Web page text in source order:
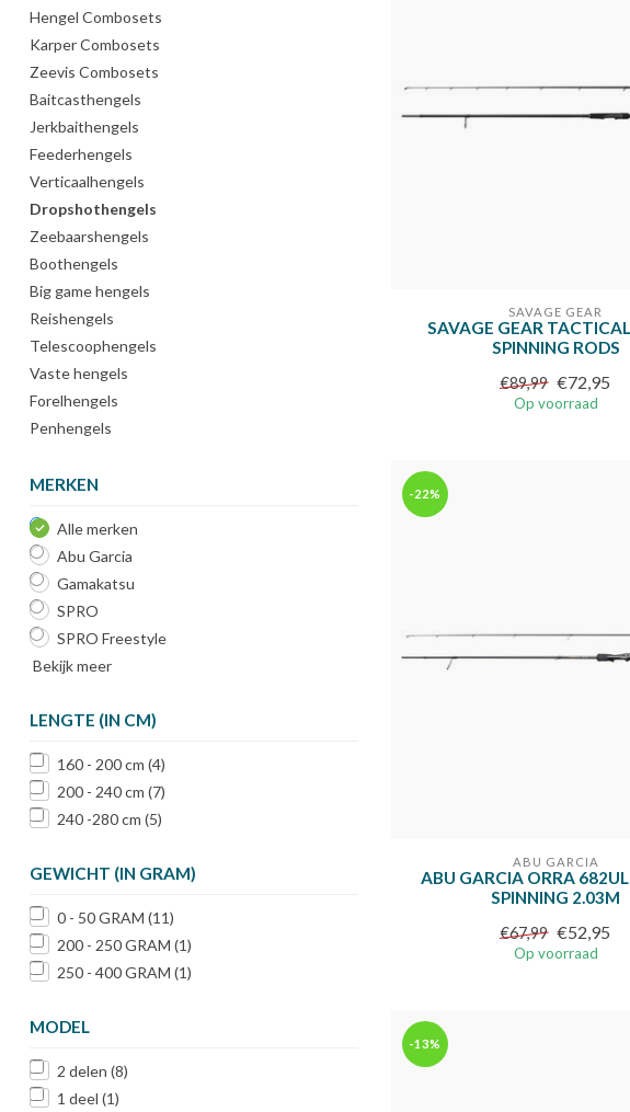
Hengel Combosets
Karper Combosets
Zeevis Combosets
Baitcasthengels
Jerkbaithengels
Feederhengels
Verticaalhengels
Dropshothengels
Zeebaarshengels
Boothengels
Big game hengels
Reishengels
Telescoophengels
Vaste hengels
Forelhengels
Penhengels
MERKEN
Alle merken
Abu Garcia
Gamakatsu
SPRO
SPRO Freestyle
Bekijk meer
LENGTE (IN CM)
160 - 200 cm (4)
200 - 240 cm (7)
240 -280 cm (5)
GEWICHT (IN GRAM)
0 - 50 GRAM (11)
200 - 250 GRAM (1)
250 - 400 GRAM (1)
MODEL
2 delen (8)
1 deel (1)
SAVAGE GEAR
SAVAGE GEAR
SPINNING RODS
€89,99 €72,95
Op voorraad
-22%
ABU GARCIA
ABU GARCIA ORRA
SPINNING 2.03M
€67,99 €52,95
Op voorraad
-13%